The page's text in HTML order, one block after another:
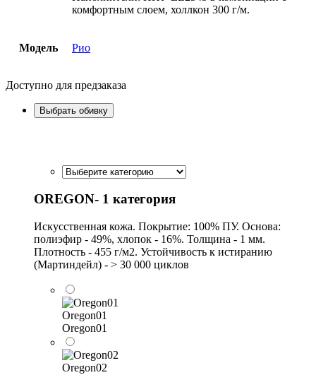
комфортным слоем, холлкон 300 г/м.
Модель Рио
Доступно для предзаказа
Выбрать обивку
OREGON- 1 категория
Искусственная кожа. Покрытие: 100% ПУ. Основа:
полиэфир - 49%, хлопок - 16%. Толщина - 1 мм.
Плотность - 455 г/м2. Устойчивость к истиранию
(Мартиндейл) - > 30 000 циклов
Oregon01
Oregon01
Oregon02